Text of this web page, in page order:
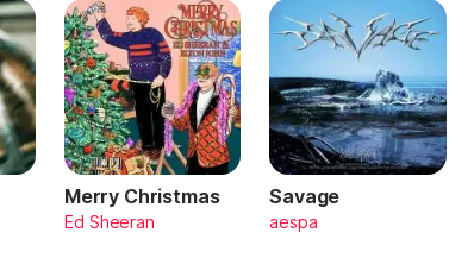
Merry Christmas
Ed Sheeran
Savage
aespa